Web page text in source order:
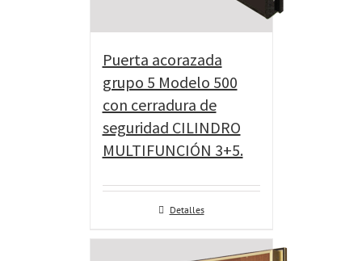
Puerta acorazada
grupo 5 Modelo 500
con cerradura de
seguridad CILINDRO
MULTIFUNCIÓN 3+5.
Detalles